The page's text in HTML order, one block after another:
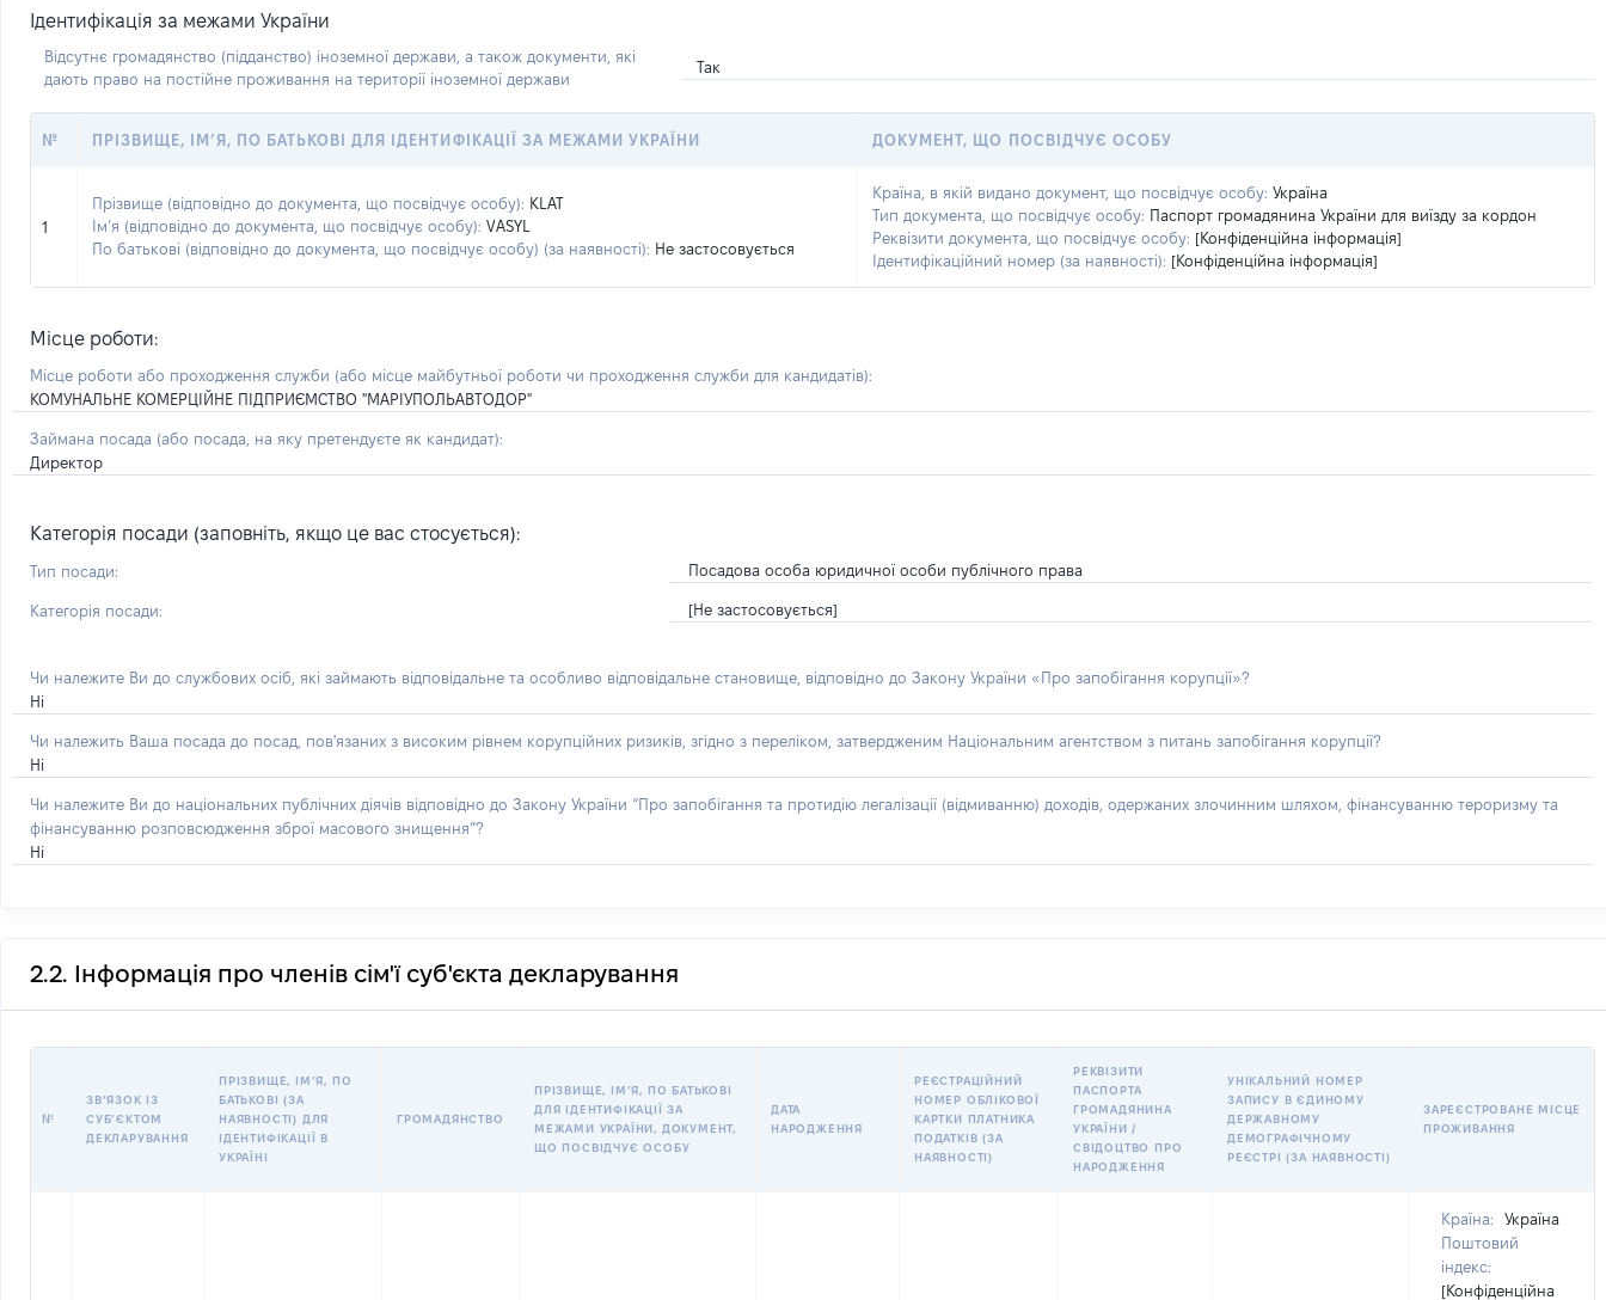
Ідентифікація за межами України
Відсутнє громадянство (підданство) іноземної держави, а також документи, які
дають право на постійне проживання на території іноземної держави
Так
№ ПРІЗВИЩЕ, ІМ’Я, ПО БАТЬКОВІ ДЛЯ ІДЕНТИФІКАЦІЇ ЗА МЕЖАМИ УКРАЇНИ ДОКУМЕНТ, ЩО ПОСВІДЧУЄ ОСОБУ
1
Прізвище (відповідно до документа, що посвідчує особу): KLAT
Ім’я (відповідно до документа, що посвідчує особу): VASYL
По батькові (відповідно до документа, що посвідчує особу) (за наявності): Не застосовується
Країна, в якій видано документ, що посвідчує особу: Україна
Тип документа, що посвідчує особу: Паспорт громадянина України для виїзду за кордон
Реквізити документа, що посвідчує особу: [Конфіденційна інформація]
Ідентифікаційний номер (за наявності): [Конфіденційна інформація]
Місце роботи:
Місце роботи або проходження служби (або місце майбутньої роботи чи проходження служби для кандидатів):
КОМУНАЛЬНЕ КОМЕРЦІЙНЕ ПІДПРИЄМСТВО "МАРІУПОЛЬАВТОДОР"
Займана посада (або посада, на яку претендуєте як кандидат):
Директор
Категорія посади (заповніть, якщо це вас стосується):
Тип посади: Посадова особа юридичної особи публічного права
Категорія посади: [Не застосовується]
Чи належите Ви до службових осіб, які займають відповідальне та особливо відповідальне становище, відповідно до Закону України «Про запобігання корупції»?
Ні
Чи належить Ваша посада до посад, пов'язаних з високим рівнем корупційних ризиків, згідно з переліком, затвердженим Національним агентством з питань запобігання корупції?
Ні
Чи належите Ви до національних публічних діячів відповідно до Закону України “Про запобігання та протидію легалізації (відмиванню) доходів, одержаних злочинним шляхом, фінансуванню тероризму та
фінансуванню розповсюдження зброї масового знищення”?
Ні
2.2. Інформація про членів сім'ї суб'єкта декларування
№
ЗВʼЯЗОК ІЗ
СУБʼЄКТОМ
ДЕКЛАРУВАННЯ
ПРІЗВИЩЕ, ІМʼЯ, ПО
БАТЬКОВІ (ЗА
НАЯВНОСТІ) ДЛЯ
ІДЕНТИФІКАЦІЇ В
УКРАЇНІ
ГРОМАДЯНСТВО
ПРІЗВИЩЕ, ІМʼЯ, ПО БАТЬКОВІ
ДЛЯ ІДЕНТИФІКАЦІЇ ЗА
МЕЖАМИ УКРАЇНИ, ДОКУМЕНТ,
ЩО ПОСВІДЧУЄ ОСОБУ
ДАТА
НАРОДЖЕННЯ
РЕЄСТРАЦІЙНИЙ
НОМЕР ОБЛІКОВОЇ
КАРТКИ ПЛАТНИКА
ПОДАТКІВ (ЗА
НАЯВНОСТІ)
РЕКВІЗИТИ
ПАСПОРТА
ГРОМАДЯНИНА
УКРАЇНИ /
СВІДОЦТВО ПРО
НАРОДЖЕННЯ
УНІКАЛЬНИЙ НОМЕР
ЗАПИСУ В ЄДИНОМУ
ДЕРЖАВНОМУ
ДЕМОГРАФІЧНОМУ
РЕЄСТРІ (ЗА НАЯВНОСТІ)
ЗАРЕЄСТРОВАНЕ МІСЦЕ
ПРОЖИВАННЯ
Країна:
Україна
Поштовий
індекс:
[Конфіденційна